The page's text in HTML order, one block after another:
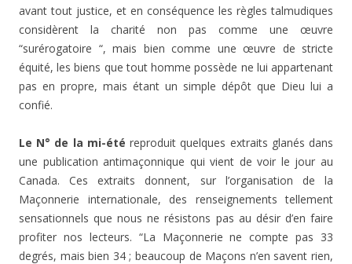
avant tout justice, et en conséquence les règles talmudiques
considèrent la charité non pas comme une œuvre
“surérogatoire “, mais bien comme une œuvre de stricte
équité, les biens que tout homme possède ne lui appartenant
pas en propre, mais étant un simple dépôt que Dieu lui a
confié.
Le N° de la mi-été reproduit quelques extraits glanés dans
une publication antimaçonnique qui vient de voir le jour au
Canada. Ces extraits donnent, sur l’organisation de la
Maçonnerie internationale, des renseignements tellement
sensationnels que nous ne résistons pas au désir d’en faire
profiter nos lecteurs. “La Maçonnerie ne compte pas 33
degrés, mais bien 34 ; beaucoup de Maçons n’en savent rien,